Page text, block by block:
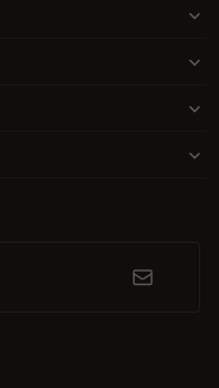
て、インテリアとの調和を
璧な融合
さを兼ね備えています。直
が、購入後の安心と満足
充実した日々を過ごすため